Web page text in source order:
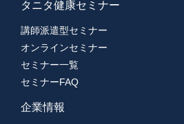
タニタ健康セミナー
講師派遣型セミナー
オンラインセミナー
セミナー一覧
セミナーFAQ
企業情報